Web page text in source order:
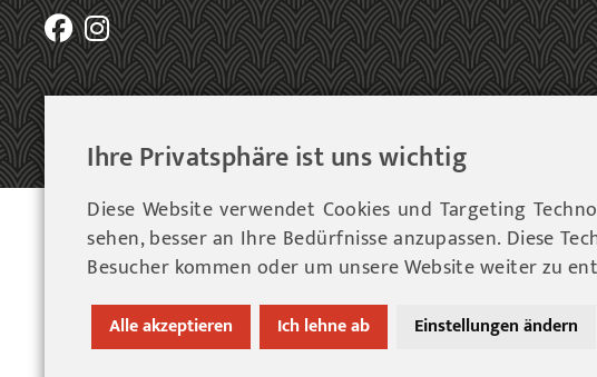
Ihre Privatsphäre ist uns wichtig
Diese Website verwendet Cookies und Targeting
sehen, besser an Ihre Bedürfnisse anzupassen. Diese
Besucher kommen oder um unsere Website weiter zu
Alle akzeptieren Ich lehne ab Einstellungen ändern
© 2026